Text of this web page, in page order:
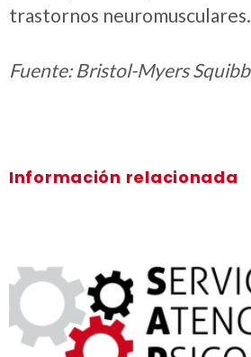
trastornos neuromusculares.
Fuente: Bristol-Myers Squibb
Información relacionada